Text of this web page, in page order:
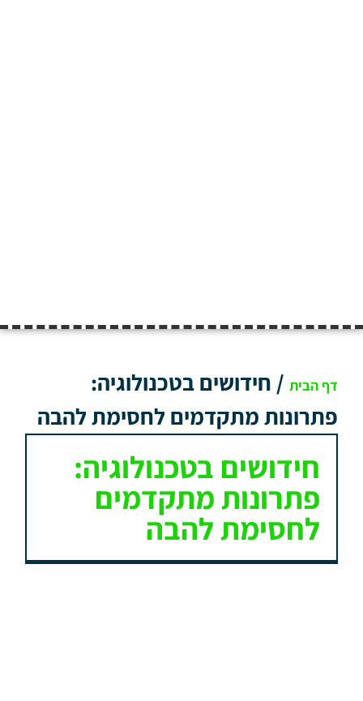
דף הבית / חידושים בטכנולוגיה:
פתרונות מתקדמים לחסימת להבה
חידושים בטכנולוגיה:
פתרונות מתקדמים
לחסימת להבה